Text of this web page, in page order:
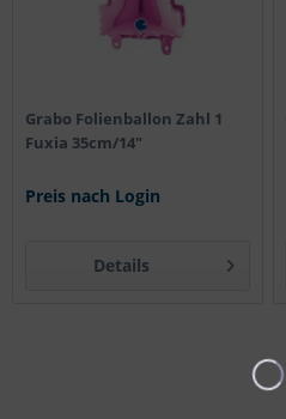
Grabo Folienballon Zahl 1
Fuxia 35cm/14"
Preis nach Login
Details